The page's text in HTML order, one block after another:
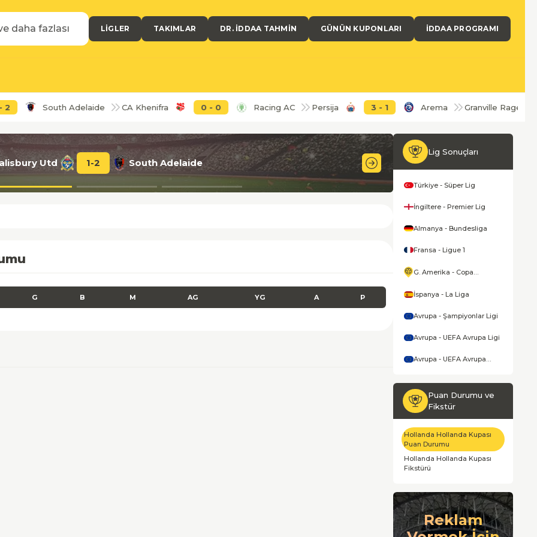
LIGLER TAKIMLAR DR. İDDAA TAHMIN GÜNÜN KUPONLARI İDDAA PROGRAMI
2 South Adelaide CA Khenifra - 0 Racing AC Persija - 1 Arema Granville Rage
Utd 1-2 South Adelaide 64'
G B M AG YG A P
Lig Sonuçları
Türkiye - Süper Lig
İngiltere - Premier Lig
Almanya - Bundesliga
Fransa - Ligue 1
G. Amerika - Copa
İspanya - La Liga
Avrupa - Şampiyonlar Ligi
Avrupa - UEFA Avrupa Ligi
Avrupa - UEFA Avrupa
Puan Durumu ve
Fikstür
Hollanda Hollanda Kupası
Puan Durumu
Hollanda Hollanda Kupası
Fikstürü
Reklam